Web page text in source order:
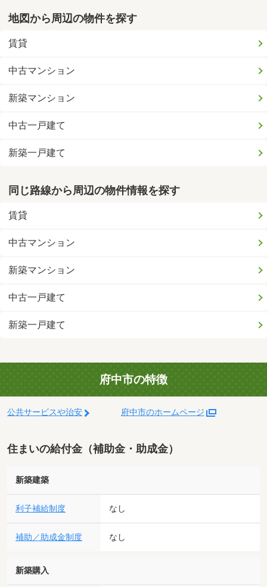
地図から周辺の物件を探す
賃貸
中古マンション
新築マンション
中古一戸建て
新築一戸建て
同じ路線から周辺の物件情報を探す
賃貸
中古マンション
新築マンション
中古一戸建て
新築一戸建て
府中市の特徴
公共サービスや治安 府中市のホームページ
住まいの給付金（補助金・助成金）
新築建築
利子補給制度 なし
補助／助成金制度 なし
新築購入